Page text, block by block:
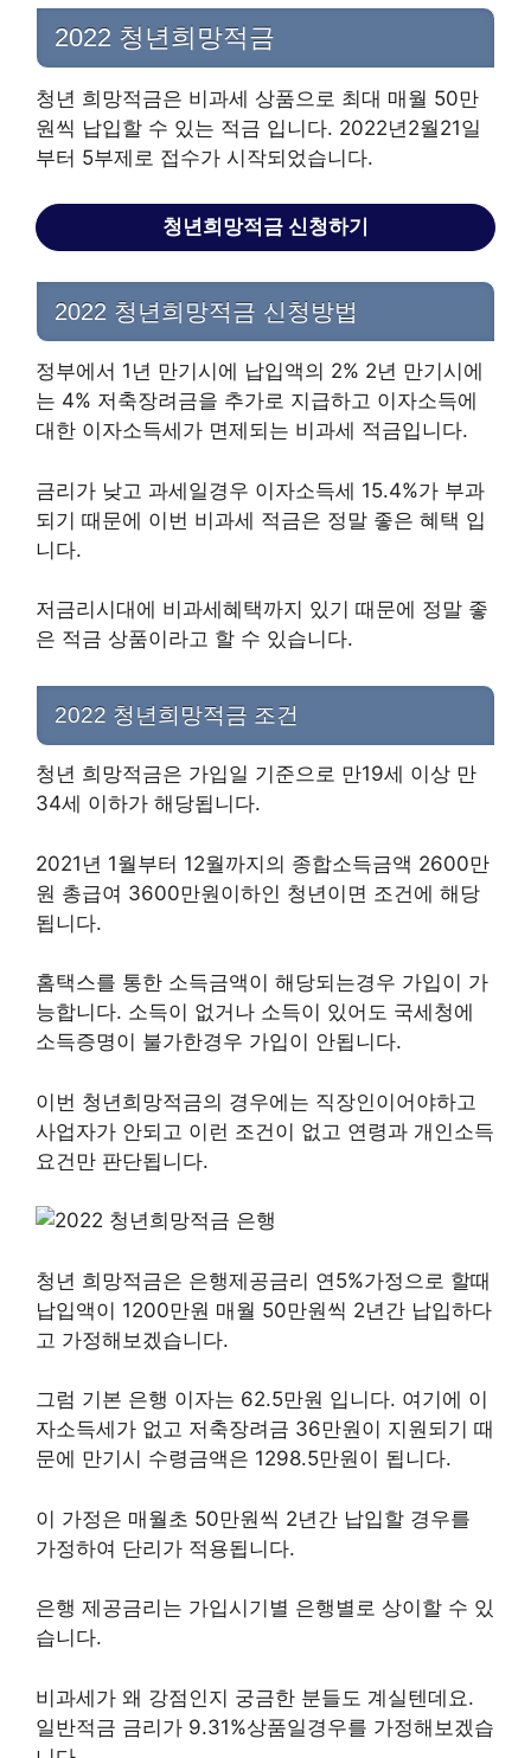
2022 청년희망적금
청년 희망적금은 비과세 상품으로 최대 매월 50만
원씩 납입할 수 있는 적금 입니다. 2022년2월21일
부터 5부제로 접수가 시작되었습니다.
청년희망적금 신청하기
2022 청년희망적금 신청방법
정부에서 1년 만기시에 납입액의 2% 2년 만기시에
는 4% 저축장려금을 추가로 지급하고 이자소득에
대한 이자소득세가 면제되는 비과세 적금입니다.
금리가 낮고 과세일경우 이자소득세 15.4%가 부과
되기 때문에 이번 비과세 적금은 정말 좋은 혜택 입
니다.
저금리시대에 비과세혜택까지 있기 때문에 정말 좋
은 적금 상품이라고 할 수 있습니다.
2022 청년희망적금 조건
청년 희망적금은 가입일 기준으로 만19세 이상 만
34세 이하가 해당됩니다.
2021년 1월부터 12월까지의 종합소득금액 2600만
원 총급여 3600만원이하인 청년이면 조건에 해당
됩니다.
홈택스를 통한 소득금액이 해당되는경우 가입이 가
능합니다. 소득이 없거나 소득이 있어도 국세청에
소득증명이 불가한경우 가입이 안됩니다.
이번 청년희망적금의 경우에는 직장인이어야하고
사업자가 안되고 이런 조건이 없고 연령과 개인소득
요건만 판단됩니다.
청년 희망적금은 은행제공금리 연5%가정으로 할때
납입액이 1200만원 매월 50만원씩 2년간 납입하다
고 가정해보겠습니다.
그럼 기본 은행 이자는 62.5만원 입니다. 여기에 이
자소득세가 없고 저축장려금 36만원이 지원되기 때
문에 만기시 수령금액은 1298.5만원이 됩니다.
이 가정은 매월초 50만원씩 2년간 납입할 경우를
가정하여 단리가 적용됩니다.
은행 제공금리는 가입시기별 은행별로 상이할 수 있
습니다.
비과세가 왜 강점인지 궁금한 분들도 계실텐데요.
일반적금 금리가 9.31%상품일경우를 가정해보겠습